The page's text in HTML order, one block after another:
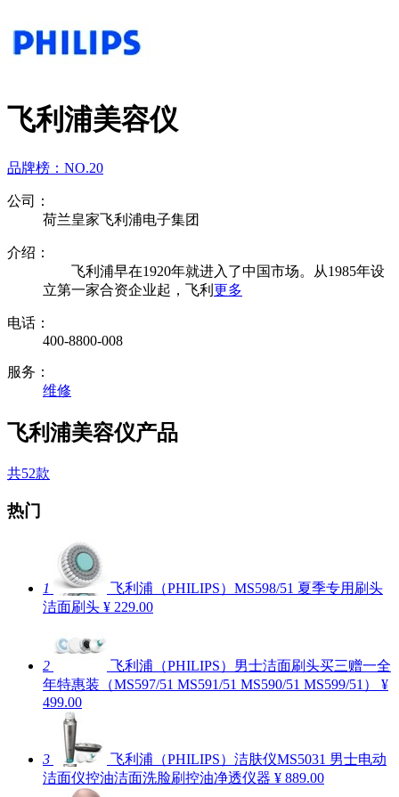
飞利浦美容仪
品牌榜： NO.20
公司：
荷兰皇家飞利浦电子集团
介绍：
飞利浦早在1920年就进入了中国市场。从1985年设
立第一家合资企业起，飞利 更多
电话：
400-8800-008
服务：
维修
飞利浦美容仪产品
共52款
热门
1
飞利浦（PHILIPS）MS598/51 夏季专用刷头
洁面刷头 ¥ 229.00
2
飞利浦（PHILIPS）男士洁面刷头买三赠一全
年特惠装（MS597/51 MS591/51 MS590/51 MS599/51）
¥
499.00
3
飞利浦（PHILIPS）洁肤仪MS5031 男士电动
洁面仪控油洁面洗脸刷控油净透仪器 ¥ 889.00